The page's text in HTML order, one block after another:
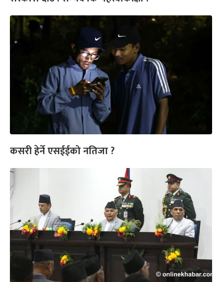
कसरी हेर्ने एसईईको नतिजा ?